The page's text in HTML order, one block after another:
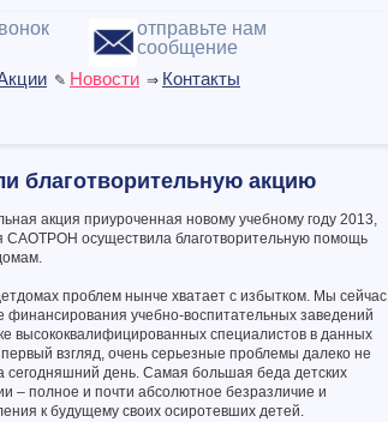
отправьте нам
сообщение
✎ Новости ⇒ Контакты
благотворительную акцию
акция приуроченная новому учебному году 2013,
САОТРОН осуществила благотворительную помощь
проблем нынче хватает с избытком. Мы сейчас
финансирования учебно-воспитательных заведений
высококвалифицированных специалистов в данных
взгляд, очень серьезные проблемы далеко не
сегодняшний день. Самая большая беда детских
– полное и почти абсолютное безразличие и
к будущему своих осиротевших детей.